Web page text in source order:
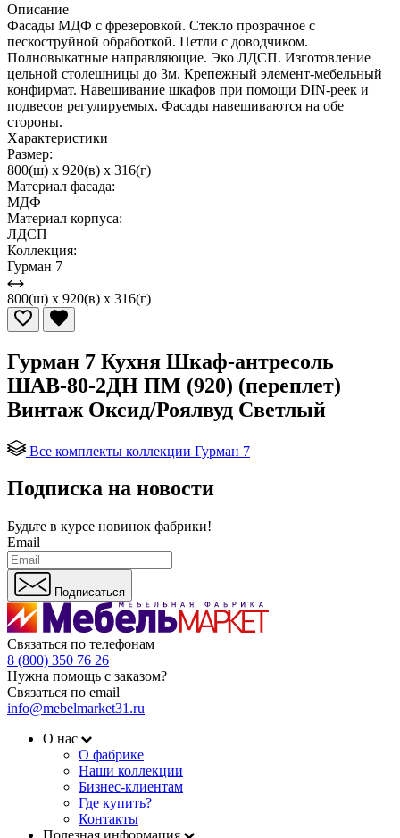
Описание
Фасады МДФ с фрезеровкой. Стекло прозрачное с
пескоструйной обработкой. Петли с доводчиком.
Полновыкатные направляющие. Эко ЛДСП. Изготовление
цельной столешницы до 3м. Крепежный элемент-мебельный
конфирмат. Навешивание шкафов при помощи DIN-реек и
подвесов регулируемых. Фасады навешиваются на обе
стороны.
Характеристики
Размер:
800(ш) x 920(в) x 316(г)
Материал фасада:
МДФ
Материал корпуса:
ЛДСП
Коллекция:
Гурман 7
800(ш) x 920(в) x 316(г)
Гурман 7 Кухня Шкаф-антресоль
ШАВ-80-2ДН ПМ (920) (переплет)
Винтаж Оксид/Роялвуд Светлый
Все комплекты коллекции Гурман 7
Подписка на новости
Будьте в курсе новинок фабрики!
Email
Подписаться
Связаться по телефонам
8 (800) 350 76 26
Нужна помощь с заказом?
Связаться по email
info@mebelmarket31.ru
О нас
О фабрике
Наши коллекции
Бизнес-клиентам
Где купить?
Контакты